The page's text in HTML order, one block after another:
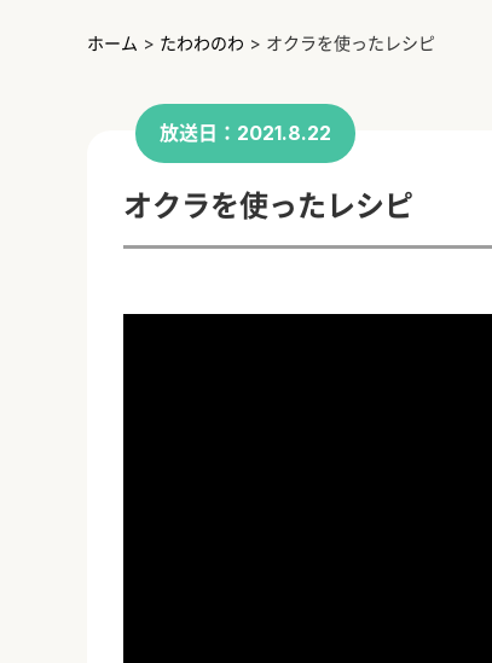
ホーム > たわわのわ > オクラを使ったレシピ
放送日：2021.8.22
オクラを使ったレシピ